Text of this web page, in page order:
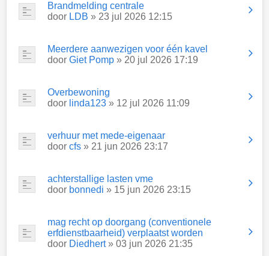
Brandmelding centrale
door LDB » 23 jul 2026 12:15
Meerdere aanwezigen voor één kavel
door Giet Pomp » 20 jul 2026 17:19
Overbewoning
door linda123 » 12 jul 2026 11:09
verhuur met mede-eigenaar
door cfs » 21 jun 2026 23:17
achterstallige lasten vme
door bonnedi » 15 jun 2026 23:15
mag recht op doorgang (conventionele
erfdienstbaarheid) verplaatst worden
door Diedhert» 03 jun 2026 21:35